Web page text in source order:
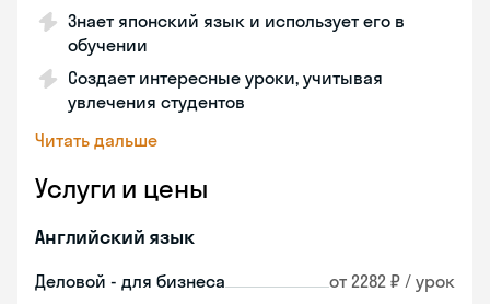
Знает японский язык и использует его в
обучении
Создает интересные уроки, учитывая
увлечения студентов
Читать дальше
Услуги и цены
Английский язык
Деловой - для бизнеса от 2282 ₽ / урок